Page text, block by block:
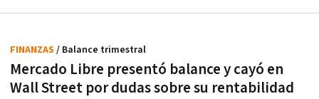
Mercado Libre presentó balance y cayó en
Wall Street por dudas sobre su rentabilidad
FINANZAS / Balance trimestral